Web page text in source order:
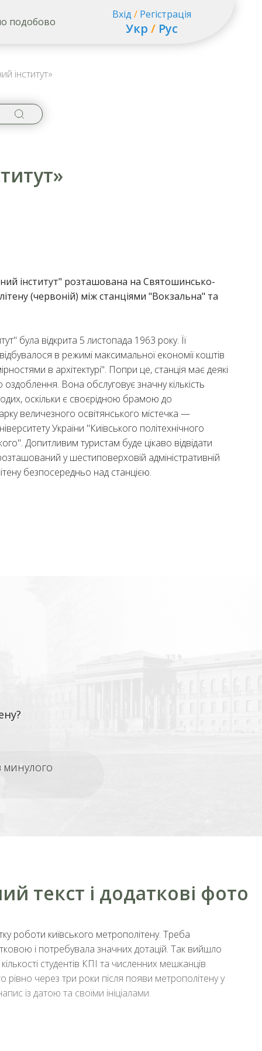
подобово
Вхід / Регістрація
Укр / Рус
інститут»
інститут" розташована на Святошинсько-
(червоній) між станціями "Вокзальна" та
була відкрита 5 листопада 1963 року. Її
в режимі максимальної економії коштів
в архітектурі". Попри це, станція має деякі
оздоблення. Вона обслуговує значну кількість
оскільки є своєрідною брамою до
величезного освітянського містечка —
України "Київського політехнічного
Допитливим туристам буде цікаво відвідати
у шестиповерховій адміністративній
безпосередньо над станцією.
минулого
текст і додаткові фото
роботи київського метрополітену. Треба
і потребувала значних дотацій. Так вийшло
студентів КПІ та численних мешканців
рівно через три роки після появи метрополітену у
із датою та своїми ініціалами.